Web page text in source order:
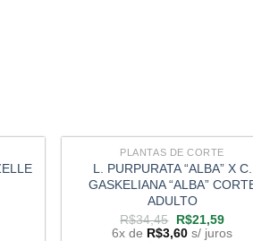
PLANTAS DE CORTE
L. PURPURATA “ALBA” X C.
GASKELIANA “ALBA”
ADULTO
R$34,45 O
preço
R$21,59O
preço
6x de R$3,60 s/ juros